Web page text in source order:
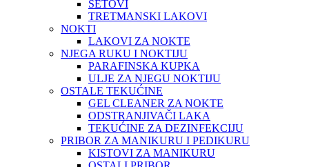
SETOVI
TRETMANSKI LAKOVI
NOKTI
LAKOVI ZA NOKTE
NJEGA RUKU I NOKTIJU
PARAFINSKA KUPKA
ULJE ZA NJEGU NOKTIJU
OSTALE TEKUĆINE
GEL CLEANER ZA NOKTE
ODSTRANJIVAČI LAKA
TEKUĆINE ZA DEZINFEKCIJU
PRIBOR ZA MANIKURU I PEDIKURU
KISTOVI ZA MANIKURU